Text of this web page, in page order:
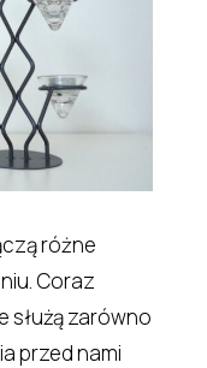
różne
Coraz
służą zarówno
przed nami